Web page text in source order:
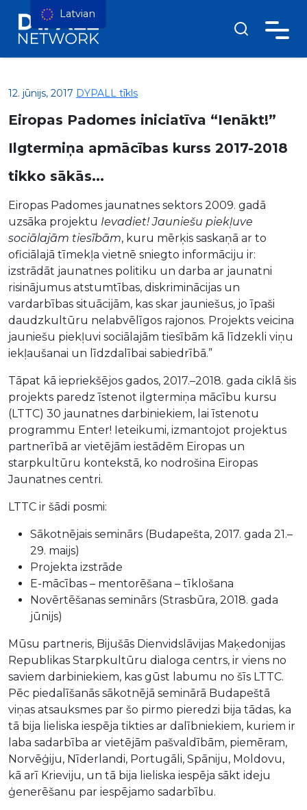
12. jūnijs, 2017 DYPALL tīkls
Eiropas Padomes iniciatīva “Ienākt!”
Ilgtermiņa apmācības kurss 2017-2018
tikko sākās...
Eiropas Padomes jaunatnes sektors 2009. gadā
uzsāka projektu Ievadiet! Jauniešu piekļuve
sociālajām tiesībām, kuru mērķis saskaņā ar to
oficiālajā tīmekļa vietnē sniegto informāciju ir:
izstrādāt jaunatnes politiku un darba ar jaunatni
risinājumus atstumtības, diskriminācijas un
vardarbības situācijām, kas skar jauniešus, jo īpaši
daudzkultūru nelabvēlīgos rajonos. Projekts veicina
jauniešu piekļuvi sociālajām tiesībām kā līdzekli viņu
iekļaušanai un līdzdalībai sabiedrībā.”
Tāpat kā iepriekšējos gados, 2017.–2018. gada ciklā šis
projekts paredz īstenot ilgtermiņa mācību kursu
(LTTC) 30 jaunatnes darbiniekiem, lai īstenotu
programmu Enter! Ieteikumi, izmantojot projektus
partnerībā ar vietējām iestādēm Eiropas un
starpkultūru kontekstā, ko nodrošina Eiropas
Jaunatnes centri.
LTTC ir šādi posmi:
Sākotnējais seminārs (Budapešta, 2017. gada 21.–
29. maijs)
Projekta izstrāde
E-mācības – mentorēšana – tīklošana
Novērtēšanas seminārs (Strasbūra, 2018. gada
jūnijs)
Mūsu partneris, Bijušās Dienvidslāvijas Maķedonijas
Republikas Starpkultūru dialoga centrs, ir viens no
saviem darbiniekiem, kas gūst labumu no šīs LTTC.
Pēc piedalīšanās sākotnējā seminārā Budapeštā
viņas atsauksmes par šo pirmo pieredzi bija tādas, ka
tā bija lieliska iespēja tikties ar dalībniekiem, kuriem ir
laba sadarbība ar vietējām pašvaldībām, piemēram,
Norvēģiju, Nīderlandi, Portugāli, Spāniju, Moldovu,
kā arī Krieviju, un tā bija lieliska iespēja sākt ideju
ģenerēšanu par iespējamo sadarbību.
Latvian